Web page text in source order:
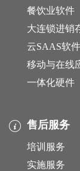
餐饮业软件
大连锁进销
云SAAS软件
移动与在线
一体化硬件
售后服务
培训服务
实施服务